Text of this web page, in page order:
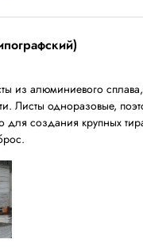
из алюминиевого
Листы одноразовые,
для создания крупных